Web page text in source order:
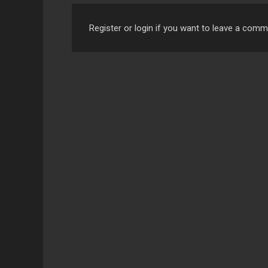
Register or login if you want to leave a